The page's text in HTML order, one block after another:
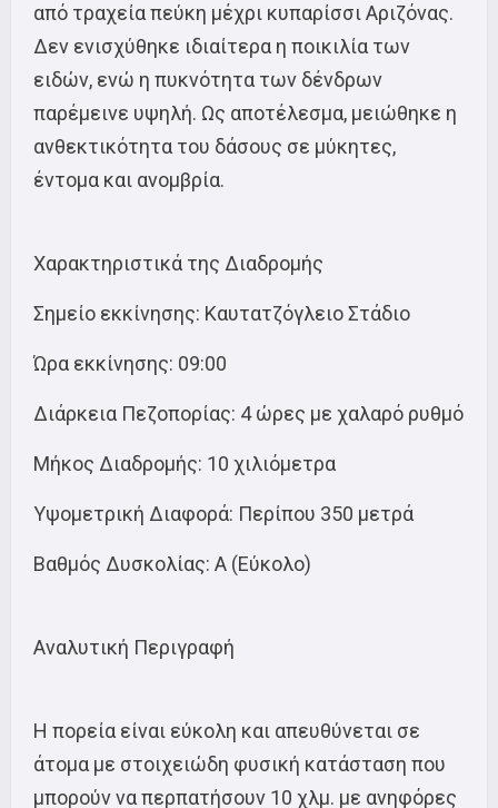
από τραχεία πεύκη μέχρι κυπαρίσσι Αριζόνας.
Δεν ενισχύθηκε ιδιαίτερα η ποικιλία των
ειδών, ενώ η πυκνότητα των δένδρων
παρέμεινε υψηλή. Ως αποτέλεσμα, μειώθηκε η
ανθεκτικότητα του δάσους σε μύκητες,
έντομα και ανομβρία.
Χαρακτηριστικά της Διαδρομής
Σημείο εκκίνησης: Καυτατζόγλειο Στάδιο
Ώρα εκκίνησης: 09:00
Διάρκεια Πεζοπορίας: 4 ώρες με χαλαρό ρυθμό
Μήκος Διαδρομής: 10 χιλιόμετρα
Υψομετρική Διαφορά: Περίπου 350 μετρά
Βαθμός Δυσκολίας: Α (Εύκολο)
Αναλυτική Περιγραφή
Η πορεία είναι εύκολη και απευθύνεται σε
άτομα με στοιχειώδη φυσική κατάσταση που
μπορούν να περπατήσουν 10 χλμ. με ανηφόρες